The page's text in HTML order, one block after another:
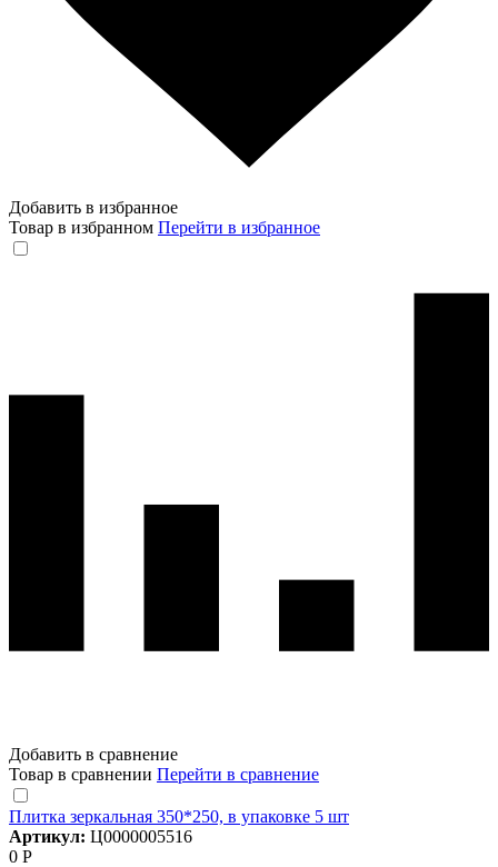
Добавить в избранное
Товар в избранном Перейти в избранное
Добавить в сравнение
Товар в сравнении Перейти в сравнение
Плитка зеркальная 350*250, в упаковке 5 шт
Артикул: Ц0000005516
0 Р